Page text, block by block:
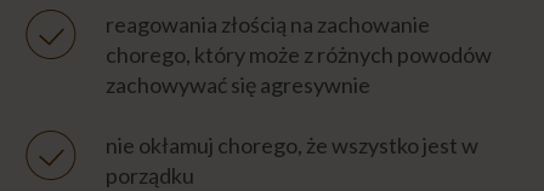
reagowania złością na zachowanie
chorego, który może z różnych powodów
zachowywać się agresywnie
nie okłamuj chorego, że wszystko jest w
porządku